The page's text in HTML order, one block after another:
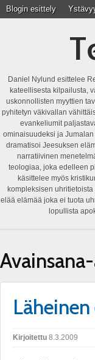
Blogin esittely
Daniel Nylund esittelee
kateellisesta kilpailusta,
uskonnollisten myyttien
pyhitetyn väkivallan
evankeliumit
ominaisuudeksi ja
dramatisoi Jeesuksen
narratiivinen
teologiaa, joka edelleen
käsittelee myös
kompleksisen
elää elämää joka ei tuota
lopullista
Kirjoitettu 8.3.2009